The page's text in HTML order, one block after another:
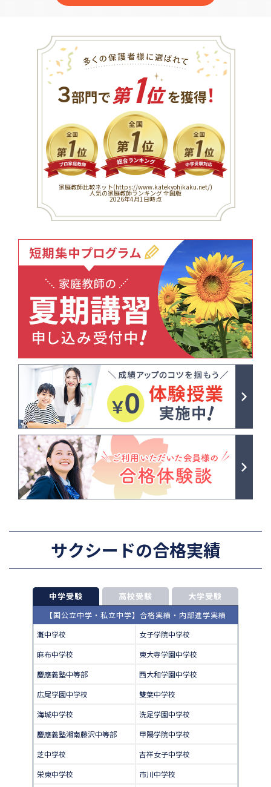
３部門で 第1位を獲得！
家庭教師比較ネット(https://www.katekyohikaku.net/)
人気の家庭教師ランキング 全国版
2026年4月1日時点
サクシードの合格実績
中学受験 高校受験 大学受験
【国公立中学・私立中学】合格実績・内部進学実績
灘中学校
女子学院中学校
麻布中学校
東大寺学園中学校
慶應義塾中等部
西大和学園中学校
広尾学園中学校
雙葉中学校
海城中学校
洗足学園中学校
慶應義塾湘南藤沢中等部
甲陽学院中学校
芝中学校
吉祥女子中学校
栄東中学校
市川中学校